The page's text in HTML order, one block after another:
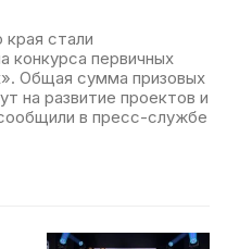
края стали
конкурса первичных
Общая сумма призовых
на развитие проектов и
в пресс-службе